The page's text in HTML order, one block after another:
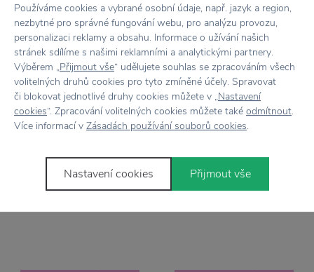
KÄHLER
Keramický svícen
Hammershoi Tealight
White 10 cm
630 Kč
STOREFACTORY
SCANDINAVIA
Keramický svícen
Botanik Green 21 cm
835 Kč
Používáme cookies a vybrané osobní údaje, např. jazyk a region,
nezbytné pro správné fungování webu, pro analýzu provozu,
personalizaci reklamy a obsahu. Informace o užívání našich
stránek sdílíme s našimi reklamními a analytickými partnery.
Výběrem „Přijmout vše“ udělujete souhlas se zpracováním všech
volitelných druhů cookies pro tyto zmíněné účely. Spravovat
či blokovat jednotlivé druhy cookies můžete v „Nastavení
cookies“. Zpracování volitelných cookies můžete také odmítnout.
Více informací v Zásadách používání souborů cookies.
Nastavení cookies Přijmout vše